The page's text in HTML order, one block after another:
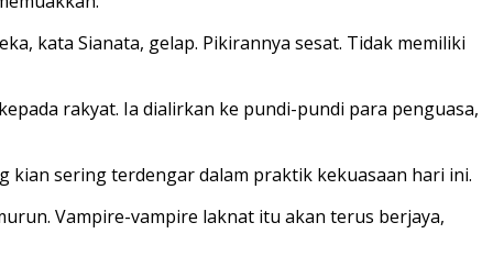
kata Sianata, gelap. Pikirannya sesat. Tidak memiliki
rakyat. Ia dialirkan ke pundi-pundi para penguasa,
kian sering terdengar dalam praktik kekuasaan hari ini.
Vampire-vampire laknat itu akan terus berjaya,